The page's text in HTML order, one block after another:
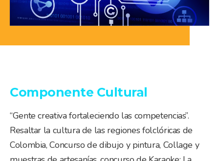
Componente Cultural
“Gente creativa fortaleciendo las competencias”.
Resaltar la cultura de las regiones folclóricas de
Colombia, Concurso de dibujo y pintura, Collage y